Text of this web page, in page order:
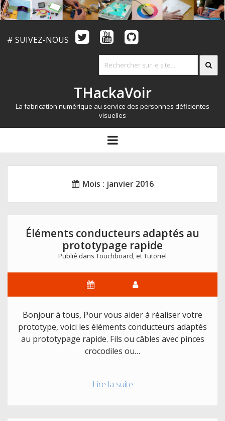
# SUIVEZ-NOUS
THackaVoir
La fabrication numérique au service des personnes déficientes
visuelles
ARTICLES
LE CONCOURS
RESSOURCES
open
menu
Mois : janvier 2016
Éléments conducteurs adaptés au
prototypage rapide
Publié dans Touchboard, etTutoriel
Bonjour à tous, Pour vous aider à réaliser votre
prototype, voici les éléments conducteurs adaptés
au prototypage rapide. Fils ou câbles avec pinces
crocodiles ou…
Lire la suiteÉléments